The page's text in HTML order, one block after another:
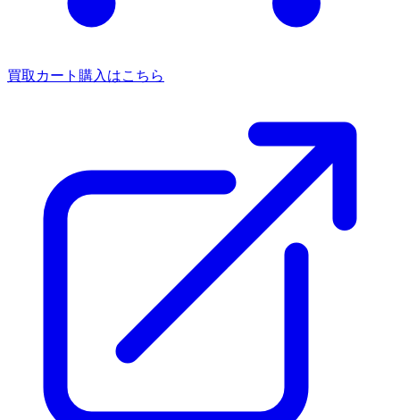
買取カート 購入はこちら